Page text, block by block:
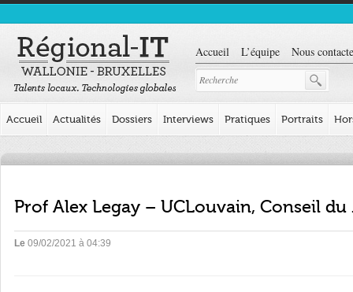
Accueil L’équipe Nous
Accueil Actualités Dossiers Interviews Pratiques Portraits
Prof Alex Legay – UCLouvain, Conseil
Le 09/02/2021 à 04:39